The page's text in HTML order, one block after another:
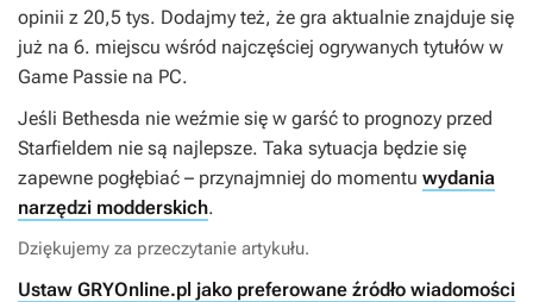
opinii z 20,5 tys. Dodajmy też, że gra aktualnie znajduje się
już na 6. miejscu wśród najczęściej ogrywanych tytułów w
Game Passie na PC.
Jeśli Bethesda nie weźmie się w garść to prognozy przed
Starfieldem nie są najlepsze. Taka sytuacja będzie się
zapewne pogłębiać – przynajmniej do momentu wydania
narzędzi modderskich.
Dziękujemy za przeczytanie artykułu.
Ustaw GRYOnline.pl jako preferowane źródło wiadomości